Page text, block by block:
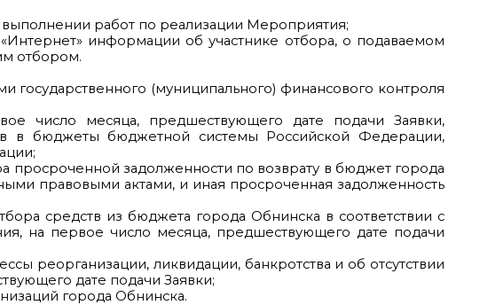
работ по реализации Мероприятия;
информации об участнике отбора, о подаваемом
отбором.
государственного (муниципального) финансового контроля
число месяца, предшествующего дате подачи Заявки,
в бюджеты бюджетной системы Российской Федерации,
просроченной задолженности по возврату в бюджет города
правовыми актами, и иная просроченная задолженность
средств из бюджета города Обнинска в соответствии с
на первое число месяца, предшествующего дате подачи
реорганизации, ликвидации, банкротства и об отсутствии
дате подачи Заявки;
города Обнинска.